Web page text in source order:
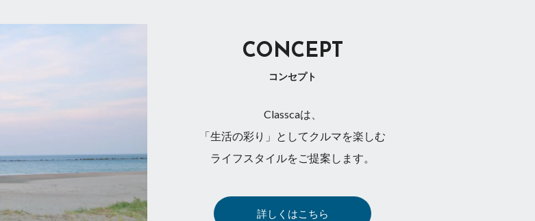
CONCEPT
コンセプト
Classcaは、
「生活の彩り」としてクルマを楽しむ
ライフスタイルをご提案します。
詳しくはこちら